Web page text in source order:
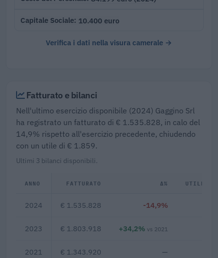
Capitale Sociale 10.400 euro
Verifica i dati nella visura camerale →
Fatturato e bilanci
Nell'ultimo esercizio disponibile (2024) Gaggino Srl
ha registrato un fatturato di € 1.535.828, in calo del
14,9% rispetto all'esercizio precedente, chiudendo
con un utile di € 1.859.
Ultimi 3 bilanci disponibili.
ANNO FATTURATO Δ% UTILE/
2024 € 1.535.828 -14,9%
2023 € 1.803.918 +34,2% vs 2021
2021 € 1.343.920 —